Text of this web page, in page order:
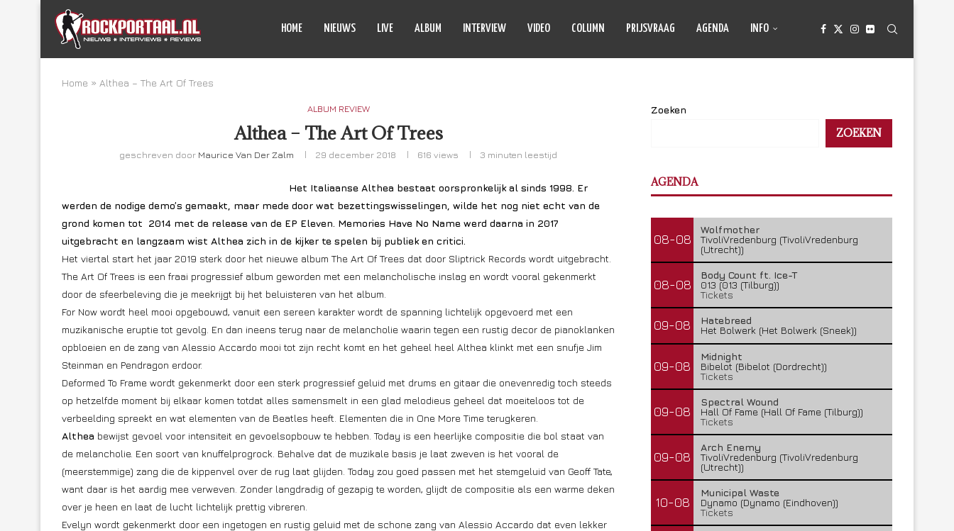
HOME NIEUWS LIVE ALBUM INTERVIEW VIDEO COLUMN PRIJSVRAAG AGENDA INFO
Home » Althea – The Art Of Trees
ALBUM REVIEW
Althea – The Art Of Trees
geschreven door Maurice Van Der Zalm 29 december 2018 616 views 3 minuten leestijd
Het Italiaanse Althea bestaat oorspronkelijk al sinds 1998. Er
werden de nodige demo’s gemaakt, maar mede door wat bezettingswisselingen, wilde het nog niet echt van de
grond komen tot 2014 met de release van de EP Eleven. Memories Have No Name werd daarna in 2017
uitgebracht en langzaam wist Althea zich in de kijker te spelen bij publiek en critici.
Het viertal start het jaar 2019 sterk door het nieuwe album The Art Of Trees dat door Sliptrick Records wordt uitgebracht.
The Art Of Trees is een fraai progressief album geworden met een melancholische inslag en wordt vooral gekenmerkt
door de sfeerbeleving die je meekrijgt bij het beluisteren van het album.
For Now wordt heel mooi opgebouwd, vanuit een sereen karakter wordt de spanning lichtelijk opgevoerd met een
muzikanische eruptie tot gevolg. En dan ineens terug naar de melancholie waarin tegen een rustig decor de pianoklanken
opbloeien en de zang van Alessio Accardo mooi tot zijn recht komt en het geheel heel Althea klinkt met een snufje Jim
Steinman en Pendragon erdoor.
Deformed To Frame wordt gekenmerkt door een sterk progressief geluid met drums en gitaar die onevenredig toch steeds
op hetzelfde moment bij elkaar komen totdat alles samensmelt in een glad melodieus geheel dat moeiteloos tot de
verbeelding spreekt en wat elementen van de Beatles heeft. Elementen die in One More Time terugkeren.
Althea bewijst gevoel voor intensiteit en gevoelsopbouw te hebben. Today is een heerlijke compositie die bol staat van
de melancholie. Een soort van knuffelprogrock. Behalve dat de muzikale basis je laat zweven is het vooral de
(meerstemmige) zang die de kippenvel over de rug laat glijden. Today zou goed passen met het stemgeluid van Geoff Tate,
want daar is het aardig mee verweven. Zonder langdradig of gezapig te worden, glijdt de compositie als een warme deken
over je heen en laat de lucht lichtelijk prettig vibreren.
Evelyn wordt gekenmerkt door een ingetogen en rustig geluid met de schone zang van Alessio Accardo dat even lekker
Zoeken
ZOEKEN
AGENDA
08-08
Wolfmother
TivoliVredenburg (TivoliVredenburg
(Utrecht))
08-08
Body Count ft. Ice-T
013 (013 (Tilburg))
Tickets
09-08
Hatebreed
Het Bolwerk (Het Bolwerk (Sneek))
09-08
Midnight
Bibelot (Bibelot (Dordrecht))
Tickets
09-08
Spectral Wound
Hall Of Fame (Hall Of Fame (Tilburg))
Tickets
09-08
Arch Enemy
TivoliVredenburg (TivoliVredenburg
(Utrecht))
10-08
Municipal Waste
Dynamo (Dynamo (Eindhoven))
Tickets